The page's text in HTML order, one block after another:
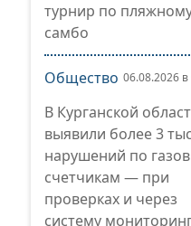
турнир по
самбо
Общество 06.08.2026 в
В Курганской
выявили более 3
нарушений по
счетчикам — при
проверках и через
систему